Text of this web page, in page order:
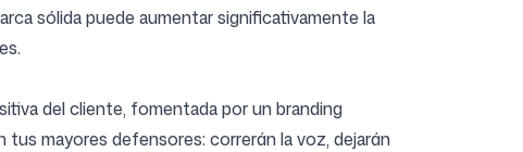
sólida puede aumentar significativamente la
del cliente, fomentada por un branding
mayores defensores: correrán la voz, dejarán